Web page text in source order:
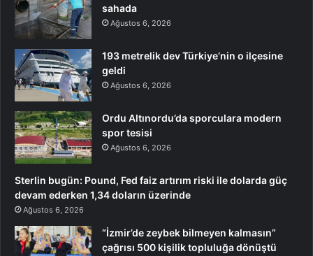
sahada
Ağustos 6, 2026
193 metrelik dev Türkiye’nin o ilçesine
geldi
Ağustos 6, 2026
Ordu Altınordu’da sporculara modern
spor tesisi
Ağustos 6, 2026
Sterlin bugün: Pound, Fed faiz artırım riski ile dolarda güç
devam ederken 1,34 doların üzerinde
Ağustos 6, 2026
“İzmir’de zeybek bilmeyen kalmasın”
çağrısı 500 kişilik topluluğa dönüştü